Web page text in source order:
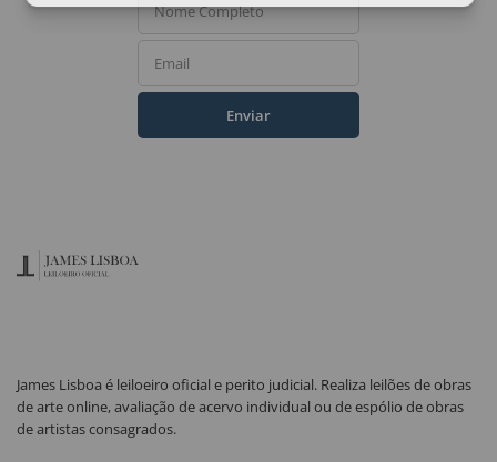
Nome Completo
Email
Enviar
James Lisboa é leiloeiro oficial e perito judicial. Realiza leilões de obras
de arte online, avaliação de acervo individual ou de espólio de obras
de artistas consagrados.